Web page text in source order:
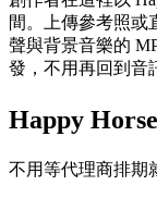
間。上傳參考照或
聲與背景音樂的
發，不用再回到音
Happy
不用等代理商排期